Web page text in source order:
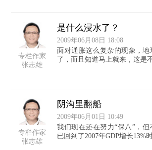
专栏作家
张志雄
是什么浸水了？
2009年06月08日 18:08
面对通胀这么复杂的现象，地
了，而且知道马上就来，这是
专栏作家
张志雄
阴沟里翻船
2009年06月01日 10:49
我们现在还在努力“保八”，
已回到了2007年GDP增长13%